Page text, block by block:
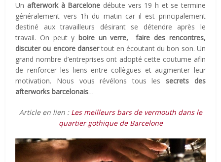
Un afterwork à Barcelone débute vers 19 h et se termine
généralement vers 1h du matin car il est principalement
destiné aux travailleurs désirant se détendre après le
travail. On peut y boire un verre, faire des rencontres,
discuter ou encore dansertout en écoutant du bon son. Un
grand nombre d’entreprises ont adopté cette coutume afin
de renforcer les liens entre collègues et augmenter leur
motivation. Nous vous révélons tous lessecrets des
afterworks barcelonais…
Article en lien : Les meilleurs bars de vermouth dans le
quartier gothique de Barcelone